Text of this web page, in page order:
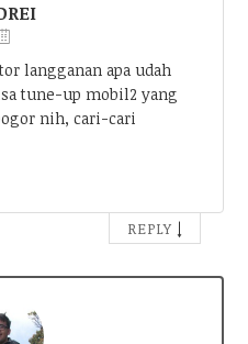
langganan apa udah
tune-up mobil2 yang
nih, cari-cari
REPLY ↓